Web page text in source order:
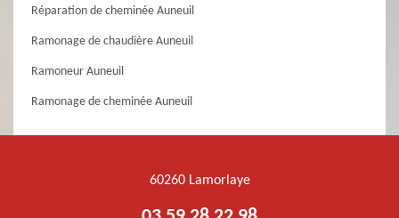
Réparation de cheminée Auneuil
Ramonage de chaudière Auneuil
Ramoneur Auneuil
Ramonage de cheminée Auneuil
60260 Lamorlaye